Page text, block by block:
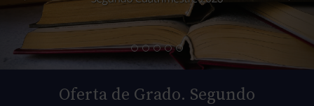
Oferta de Grado. Segundo